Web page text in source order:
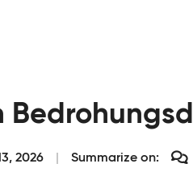
2026 Summarize on: